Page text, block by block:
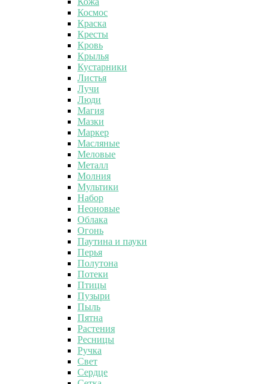
Космос
Краска
Кресты
Кровь
Крылья
Кустарники
Листья
Лучи
Люди
Магия
Мазки
Маркер
Масляные
Меловые
Металл
Молния
Мультики
Набор
Неоновые
Облака
Огонь
Паутина и пауки
Перья
Полутона
Потеки
Птицы
Пузыри
Пыль
Пятна
Растения
Ресницы
Ручка
Свет
Сердце